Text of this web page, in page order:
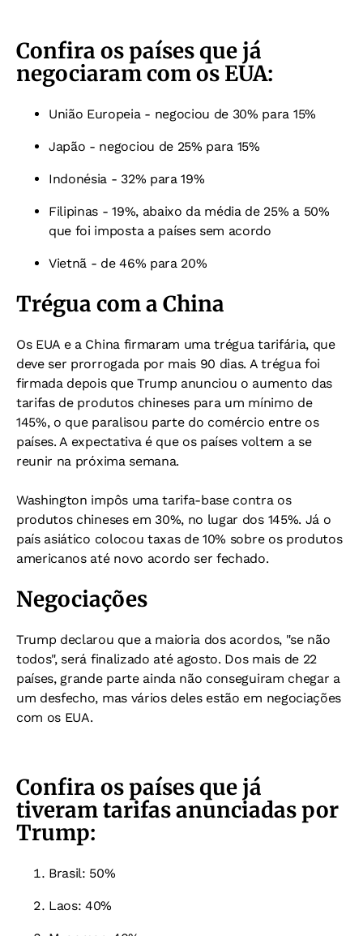
Confira os países que já
negociaram com os EUA:
União Europeia - negociou de 30% para 15%
Japão - negociou de 25% para 15%
Indonésia - 32% para 19%
Filipinas - 19%, abaixo da média de 25% a 50%
que foi imposta a países sem acordo
Vietnã - de 46% para 20%
Trégua com a China
Os EUA e a China firmaram uma trégua tarifária, que
deve ser prorrogada por mais 90 dias. A trégua foi
firmada depois que Trump anunciou o aumento das
tarifas de produtos chineses para um mínimo de
145%, o que paralisou parte do comércio entre os
países. A expectativa é que os países voltem a se
reunir na próxima semana.
Washington impôs uma tarifa-base contra os
produtos chineses em 30%, no lugar dos 145%. Já o
país asiático colocou taxas de 10% sobre os produtos
americanos até novo acordo ser fechado.
Negociações
Trump declarou que a maioria dos acordos, "se não
todos", será finalizado até agosto. Dos mais de 22
países, grande parte ainda não conseguiram chegar a
um desfecho, mas vários deles estão em negociações
com os EUA.
Confira os países que já
tiveram tarifas anunciadas por
Trump:
Brasil: 50%
Laos: 40%